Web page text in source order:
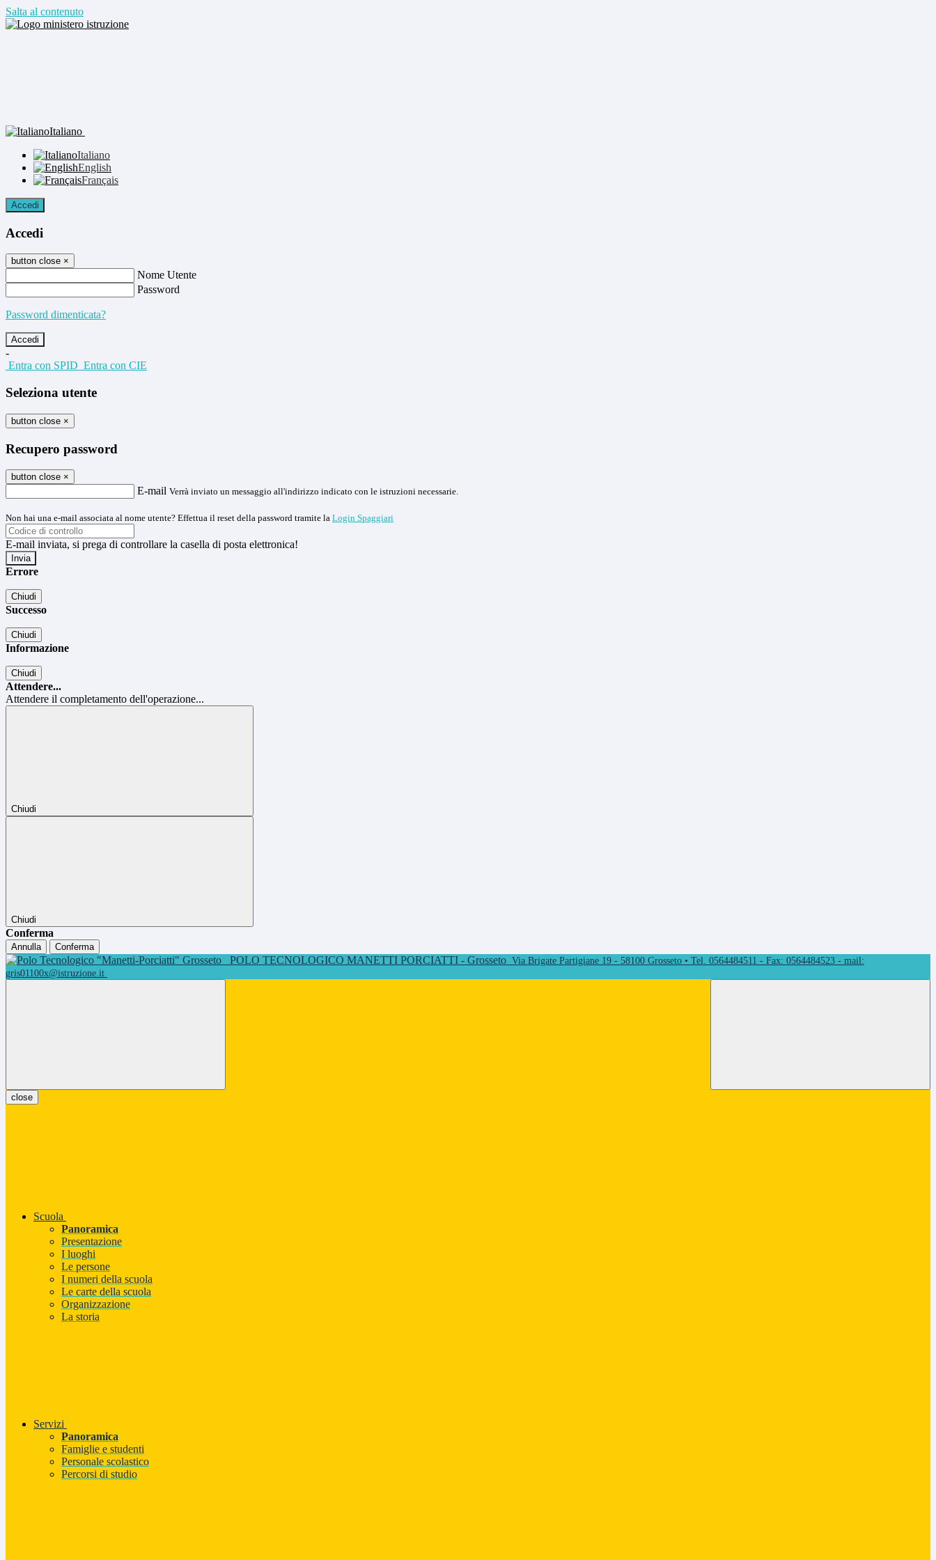
Salta al contenuto
Italiano
Italiano
English
Français
Accedi
Accedi
button close ×
Nome Utente
Password
Password dimenticata?
-
Entra con SPID Entra con CIE
Seleziona utente
button close ×
Recupero password
button close ×
E-mail Verrà inviato un messaggio all'indirizzo indicato con le istruzioni necessarie.
Non hai una e-mail associata al nome utente? Effettua il reset della password tramite la Login Spaggiari
E-mail inviata, si prega di controllare la casella di posta elettronica!
Errore
Chiudi
Successo
Chiudi
Informazione
Chiudi
Attendere...
Attendere il completamento dell'operazione...
Chiudi
Chiudi
Conferma
Annulla Conferma
POLO TECNOLOGICO MANETTI PORCIATTI - Grosseto Via Brigate Partigiane 19 - 58100 Grosseto • Tel. 0564484511 - Fax: 0564484523 - mail:
gris01100x@istruzione.it
close
Scuola
Panoramica
Presentazione
I luoghi
Le persone
I numeri della scuola
Le carte della scuola
Organizzazione
La storia
Servizi
Panoramica
Famiglie e studenti
Personale scolastico
Percorsi di studio